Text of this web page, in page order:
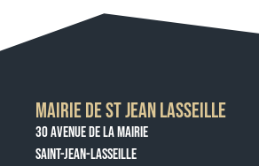
MAIRIE DE ST JEAN LASSEILLE
30 AVENUE DE LA MAIRIE
SAINT-JEAN-LASSEILLE